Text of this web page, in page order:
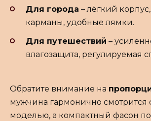
Для города – лёгкий
карманы, удобные лямки.
Для путешествий –
влагозащита, регулируемая
Обратите внимание на
мужчина гармонично смотрится
моделью, а компактный фасон